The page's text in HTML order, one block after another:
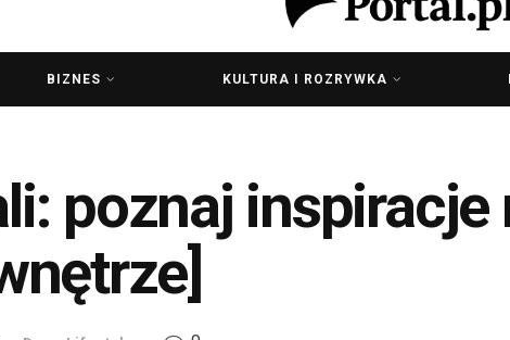
BIZNES KULTURA I ROZRYWKA
poznaj